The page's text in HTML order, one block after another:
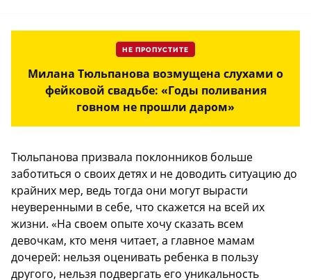
НЕ ПРОПУСТИТЕ
Милана Тюльпанова возмущена слухами о
фейковой свадьбе: «Годы поливания
говном не прошли даром»
Тюльпанова призвала поклонников больше
заботиться о своих детях и не доводить ситуацию до
крайних мер, ведь тогда они могут вырасти
неуверенными в себе, что скажется на всей их
жизни. «На своем опыте хочу сказать всем
девочкам, кто меня читает, а главное мамам
дочерей: нельзя оценивать ребенка в пользу
другого, нельзя подвергать его уникальность